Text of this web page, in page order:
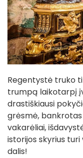
Regentystė truko
trumpą laikotarpį
drastiškiausi
grėsmė,
vakarėliai,
istorijos skyrius
dalis!